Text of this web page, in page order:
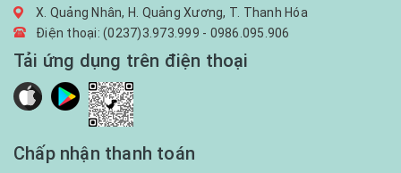
X. Quảng Nhân, H. Quảng Xương, T. Thanh Hóa
Điện thoại: (0237)3.973.999 - 0986.095.906
Tải ứng dụng trên điện thoại
Chấp nhận thanh toán